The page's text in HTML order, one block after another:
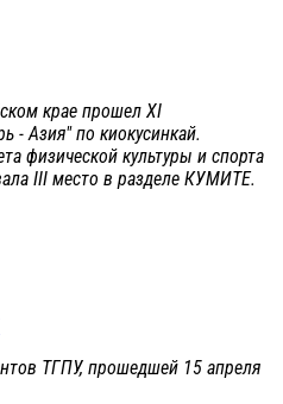
крае прошел XI
- Азия" по киокусинкай.
физической культуры и спорта
III место в разделе КУМИТЕ.
ТГПУ, прошедшей 15 апреля